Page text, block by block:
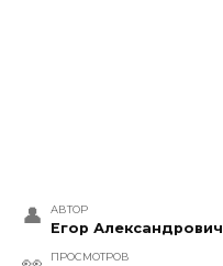
АВТОР
Егор Александрович
ПРОСМОТРОВ